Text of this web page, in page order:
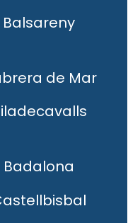
Balsareny
de Mar
Badalona